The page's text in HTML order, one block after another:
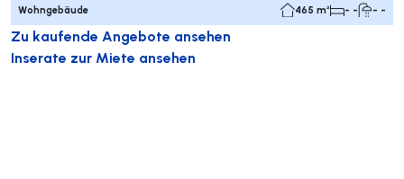
Wohngebäude 465 m² - - - -
Zu kaufende Angebote ansehen
Inserate zur Miete ansehen